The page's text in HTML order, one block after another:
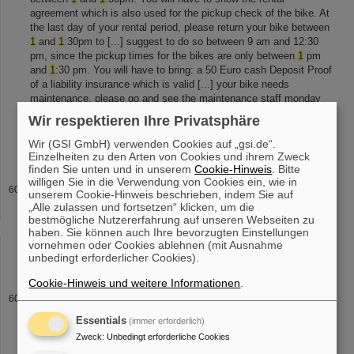
agreement which is also used for the pickup check of the bike. At
the last day of your rental period, please return your bike between
1 and 1:30pm to [...] suggest to do so between 9 am and 12:30
pm, since the pickup times for the bikes are only between 1 pm
and 1:30 pm. You will have to bring: a 50 Euro cash Deposit Proof
of a liability insurance which is valid [...] your bike needs
maintenance, please go and see the maintenance staff monday
through friday between
and
:30pm. For minor repair needs:
There are bicycle repair stations at the main gate and throughout
the
Strahlzeit
bitten wir Sie in einem ersten Schritt eine Email-Anfrage mit
folgenden Informationen an uns zu senden:1. Projekttitel 2.
Kontaktperson/Firmendaten 3. Allgemeiner Hintergrund und Ziel
der gewünschten Dien
GSI Innovationsfonds
Allgemein ergeben sich folgende Möglichkeiten Mittel aus dem
Innovationsfonds einzusetzen:
. Vorprojekte
sind Ideen zu technischen Lösungen oder Verfahren und
Wir respektieren Ihre Privatsphäre
Wir (GSI GmbH) verwenden Cookies auf „gsi.de“.
Einzelheiten zu den Arten von Cookies und ihrem Zweck
finden Sie unten und in unseremCookie-Hinweis . Bitte
willigen Sie in die Verwendung von Cookies ein, wie in
unserem Cookie-Hinweis beschrieben, indem Sie auf
„Alle zulassen und fortsetzen“ klicken, um die
bestmögliche Nutzererfahrung auf unseren Webseiten zu
haben. Sie können auch Ihre bevorzugten Einstellungen
vornehmen oder Cookies ablehnen (mit Ausnahme
unbedingt erforderlicher Cookies).
Cookie-Hinweis und weitere Informationen
Essentials (immer erforderlich)
Zweck: Unbedingt erforderliche Cookies